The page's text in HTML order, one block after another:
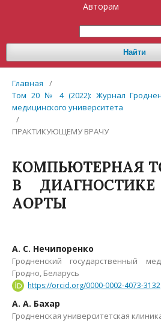
Авторам
Найти
Главная /
Том 20 № 4 (2022): Журнал
медицинского университета
/
ПРАКТИКУЮЩЕМУ ВРАЧУ
КОМПЬЮТЕРНАЯ
В
АОРТЫ
А. С. Нечипоренко
Гродненский государственный
Гродно, Беларусь
https://orcid.org/0000-0002-4073-3132
А. А. Бахар
Гродненская университетская